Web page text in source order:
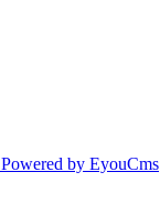
Powered by EyouCms